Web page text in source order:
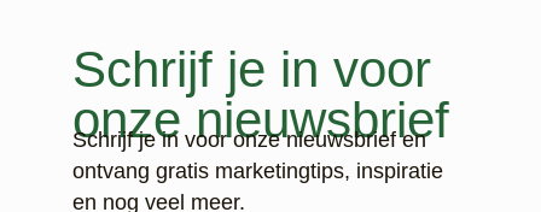
Schrijf je in voor
onze nieuwsbrief
Schrijf je in voor onze nieuwsbrief en
ontvang gratis marketingtips, inspiratie
en nog veel meer.